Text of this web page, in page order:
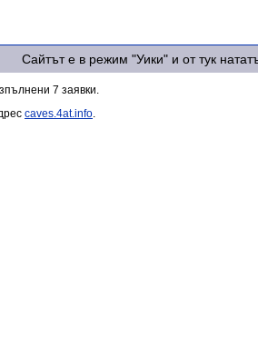
Сайтът е в режим "Уики" и от тук
7 заявки.
caves.4at.info.